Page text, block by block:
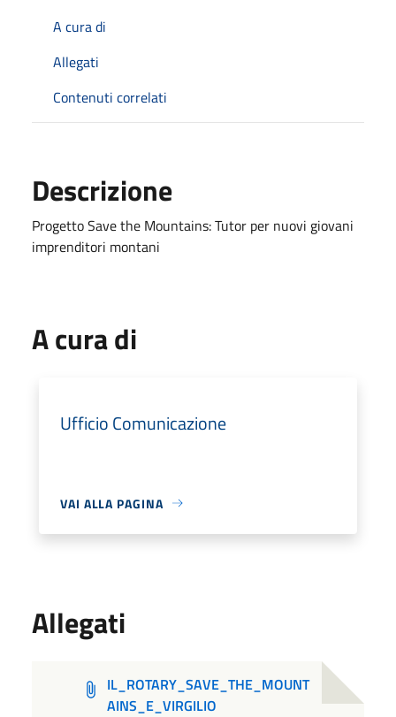
A cura di
Allegati
Contenuti correlati
Descrizione
Progetto Save the Mountains: Tutor per nuovi giovani
imprenditori montani
A cura di
Ufficio Comunicazione
VAI ALLA PAGINA
Allegati
IL_ROTARY_SAVE_THE_MOUNT
AINS_E_VIRGILIO